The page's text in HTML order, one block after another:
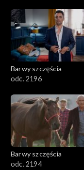
2501–2600
2401–2500
2301–2400
2201–2300
2101–2200
2001–2100
Barwy szczęścia
odc. 2196
Barwy szczęścia
odc. 2194